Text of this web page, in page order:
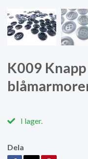
K009
I lager.
Dela